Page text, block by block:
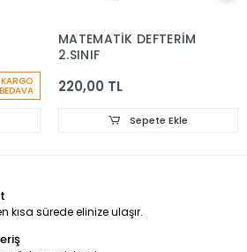
KARGO
BEDAVA
MATEMATİK DEFTERİM
2.SINIF
220,00 TL
Sepete Ekle
kısa sürede elinize ulaşır.